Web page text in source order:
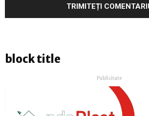
block title
Publicitate